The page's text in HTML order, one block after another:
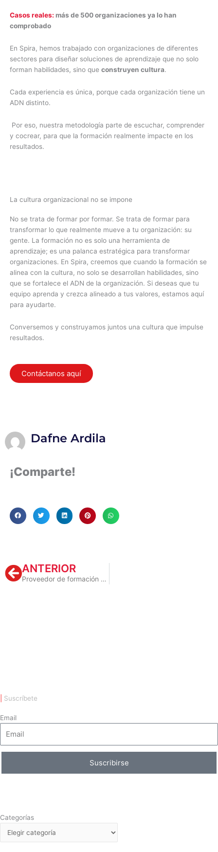
Casos reales: más de 500 organizaciones ya lo han
comprobado
En Spira, hemos trabajado con organizaciones de diferentes
sectores para diseñar soluciones de aprendizaje que no solo
forman habilidades, sino que construyen cultura.
Cada experiencia es única, porque cada organización tiene un
ADN distinto.
Por eso, nuestra metodología parte de escuchar, comprender
y cocrear, para que la formación realmente impacte en los
resultados.
La cultura organizacional no se impone
No se trata de formar por formar. Se trata de formar para
transformar lo que realmente mueve a tu organización: su
gente. La formación no es solo una herramienta de
aprendizaje; es una palanca estratégica para transformar
organizaciones. En Spira, creemos que cuando la formación se
alinea con la cultura, no solo se desarrollan habilidades, sino
que se fortalece el ADN de la organización. Si deseas que tu
equipo aprenda y crezca alineado a tus valores, estamos aquí
para ayudarte.
Conversemos y construyamos juntos una cultura que impulse
resultados.
Contáctanos aquí
Dafne Ardila
¡Comparte!
PrevANTERIOR
Proveedor de formación VS Aliado estratégico
Suscríbete
Email
Suscribirse
Categorías
Categorías